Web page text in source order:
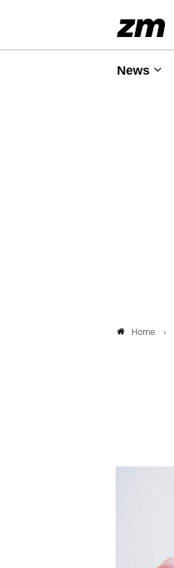
News
Home